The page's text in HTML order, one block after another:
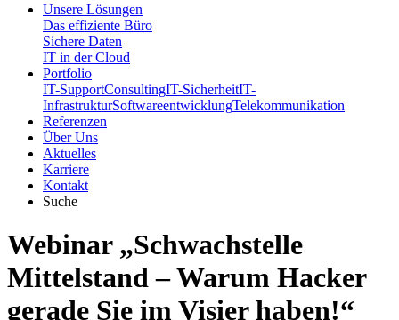
Unsere Lösungen
Das effiziente Büro
Sichere Daten
IT in der Cloud
Portfolio
IT-SupportConsultingIT-SicherheitIT-
InfrastrukturSoftwareentwicklungTelekommunikation
Referenzen
Über Uns
Aktuelles
Karriere
Kontakt
Suche
Webinar „Schwachstelle
Mittelstand – Warum Hacker
gerade Sie im Visier haben!“